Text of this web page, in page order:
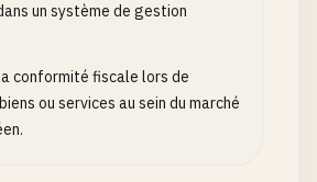
un système de gestion
conformité fiscale lors de
ou services au sein du marché